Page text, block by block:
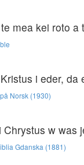
mea kei roto
i eder,
Norsk (1930)
Chrystus w was
Gdanska (1881)